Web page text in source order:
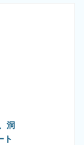
洞
ト